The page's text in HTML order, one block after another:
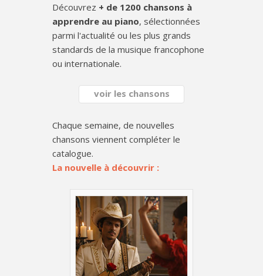
Découvrez + de 1200 chansons à
apprendre au piano, sélectionnées
parmi l'actualité ou les plus grands
standards de la musique francophone
ou internationale.
voir les chansons
Chaque semaine, de nouvelles
chansons viennent compléter le
catalogue.
La nouvelle à découvrir :